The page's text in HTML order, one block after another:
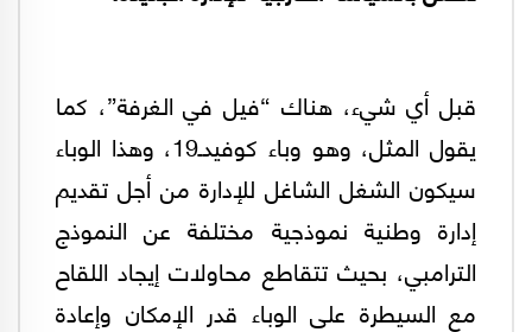
قبل أي شيء، هناك “فيل في الغرفة”، كما
يقول المثل، وهو وباء كوفيدـ19، وهذا الوباء
سيكون الشغل الشاغل للإدارة من أجل تقديم
إدارة وطنية نموذجية مختلفة عن النموذج
الترامبي، بحيث تتقاطع محاولات إيجاد اللقاح
مع السيطرة على الوباء قدر الإمكان وإعادة